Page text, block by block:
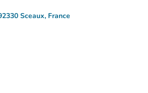
Sceaux, France
in Google Maps)
scheda)